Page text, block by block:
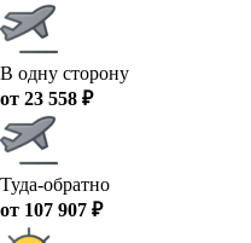
В одну сторону
от 23 558 ₽
Туда-обратно
от 107 907 ₽